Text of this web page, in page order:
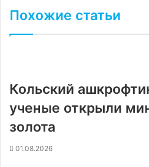
Похожие статьи
Кольский
ученые открыли
золота
01.08.2026